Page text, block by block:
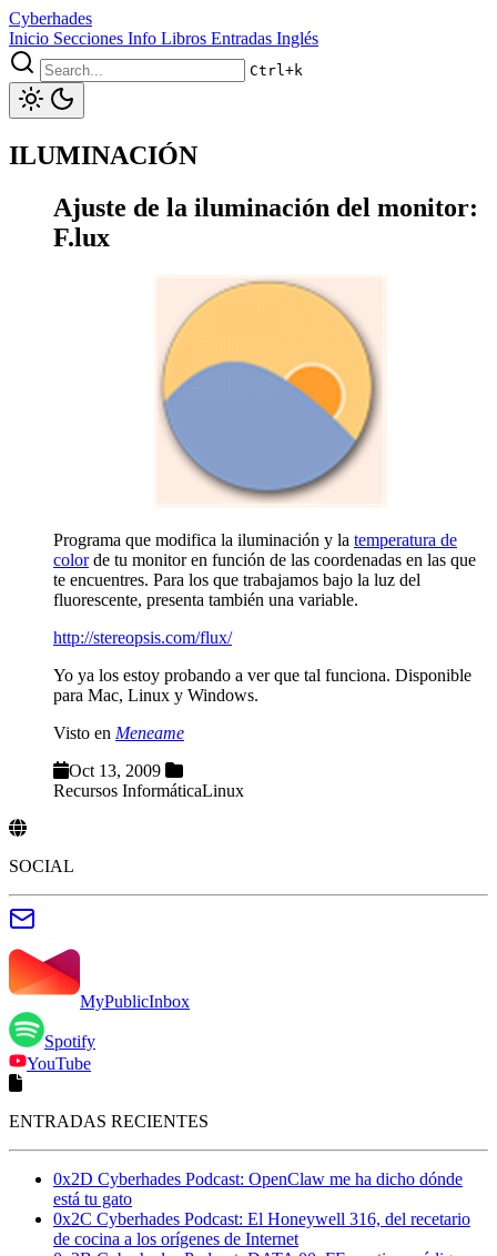
Cyberhades
Inicio Secciones Info Libros Entradas Inglés
Ctrl+k
ILUMINACIÓN
Ajuste de la iluminación del monitor:
F.lux
Programa que modifica la iluminación y la temperatura de
colorde tu monitor en función de las coordenadas en las que
te encuentres. Para los que trabajamos bajo la luz del
fluorescente, presenta también una variable.
http://stereopsis.com/flux/
Yo ya los estoy probando a ver que tal funciona. Disponible
para Mac, Linux y Windows.
Visto en Meneame
Oct 13, 2009
Recursos InformáticaLinux
SOCIAL
MyPublicInbox
Spotify
YouTube
ENTRADAS RECIENTES
0x2D Cyberhades Podcast: OpenClaw me ha dicho dónde
está tu gato
0x2C Cyberhades Podcast: El Honeywell 316, del recetario
de cocina a los orígenes de Internet